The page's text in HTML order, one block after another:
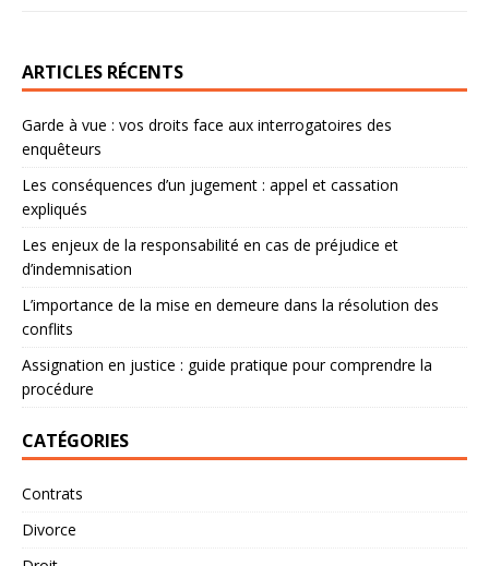
ARTICLES RÉCENTS
Garde à vue : vos droits face aux interrogatoires des
enquêteurs
Les conséquences d’un jugement : appel et cassation
expliqués
Les enjeux de la responsabilité en cas de préjudice et
d’indemnisation
L’importance de la mise en demeure dans la résolution des
conflits
Assignation en justice : guide pratique pour comprendre la
procédure
CATÉGORIES
Contrats
Divorce